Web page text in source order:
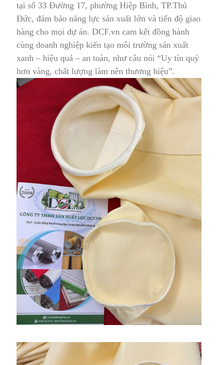
tại số 33 Đường 17, phường Hiệp Bình, TP.Thủ
Đức, đảm bảo năng lực sản xuất lớn và tiến độ giao
hàng cho mọi dự án. DCF.vn cam kết đồng hành
cùng doanh nghiệp kiến tạo môi trường sản xuất
xanh – hiệu quả – an toàn, như câu nói “Uy tín quý
hơn vàng, chất lượng làm nên thương hiệu”.